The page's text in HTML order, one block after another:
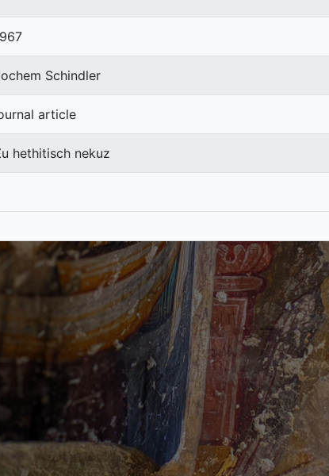
Schindler
article
hethitisch nekuz